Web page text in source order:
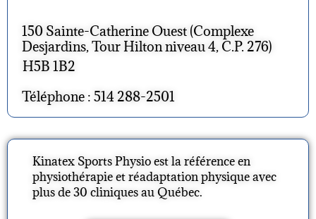
150 Sainte-Catherine Ouest (Complexe
Desjardins, Tour Hilton niveau 4, C.P. 276)
H5B 1B2
Téléphone : 514 288-2501
Kinatex Sports Physio est la référence en
physiothérapie et réadaptation physique avec
plus de 30 cliniques au Québec.